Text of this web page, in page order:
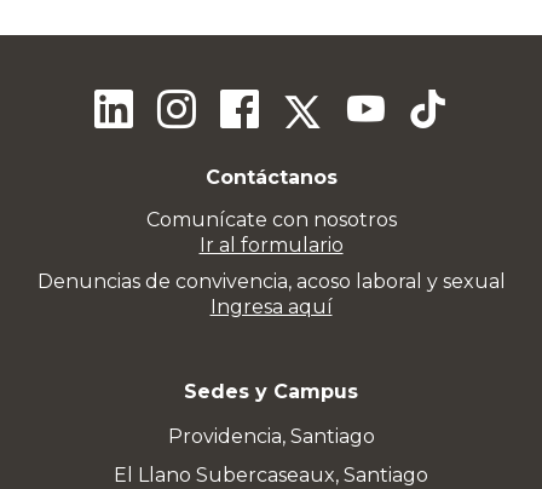
Contáctanos
Comunícate con nosotros
Ir al formulario
Denuncias de convivencia, acoso laboral y sexual
Ingresa aquí
Sedes y Campus
Providencia, Santiago
El Llano Subercaseaux, Santiago